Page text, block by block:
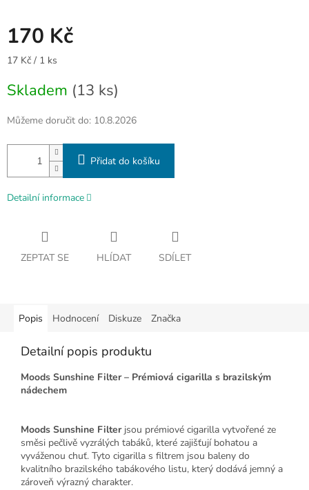
170 Kč
Měrná
17 Kč / 1 ks
Skladem (13 ks)
Můžeme doručit do: 10.8.2026
Přidat do košíku
Detailní informace
ZEPTAT SE HLÍDAT SDÍLET
Popis Hodnocení Diskuze Značka
Detailní popis produktu
Moods Sunshine Filter – Prémiová cigarilla s brazilským
nádechem
Moods Sunshine Filterjsou prémiové cigarilla vytvořené ze
směsi pečlivě vyzrálých tabáků, které zajišťují bohatou a
vyváženou chuť. Tyto cigarilla s filtrem jsou baleny do
kvalitního brazilského tabákového listu, který dodává jemný a
zároveň výrazný charakter.